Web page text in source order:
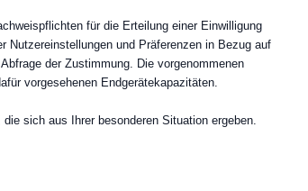
für die Erteilung einer Einwilligung
Nutzereinstellungen und Präferenzen in Bezug auf
der Zustimmung. Die vorgenommenen
vorgesehenen Endgerätekapazitäten.
sich aus Ihrer besonderen Situation ergeben.